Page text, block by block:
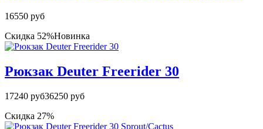
16550 руб
Скидка 52%Новинка
Рюкзак Deuter Freerider 30
17240 руб36250 руб
Скидка 27%